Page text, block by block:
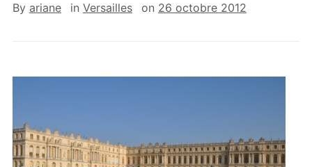
By ariane in Versailles on 26 octobre 2012